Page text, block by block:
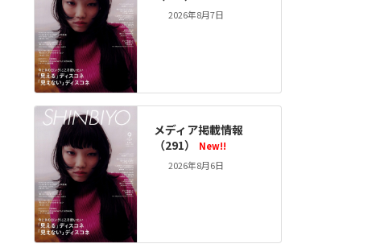
2026年8月7日
メディア掲載情報
（291）
New!!
2026年8月6日